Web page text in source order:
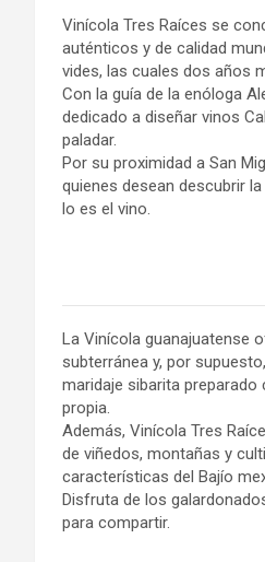
Vinícola Tres Raíces se
auténticos y de calidad
vides, las cuales dos años
Con la guía de la enóloga
dedicado a diseñar vinos
paladar.
Por su proximidad a San
quienes desean descubrir
lo es el vino.
La Vinícola guanajuatense
subterránea y, por
maridaje sibarita
propia.
Además, Vinícola Tres
de viñedos, montañas y
características del Bajío
Disfruta de los
para compartir.